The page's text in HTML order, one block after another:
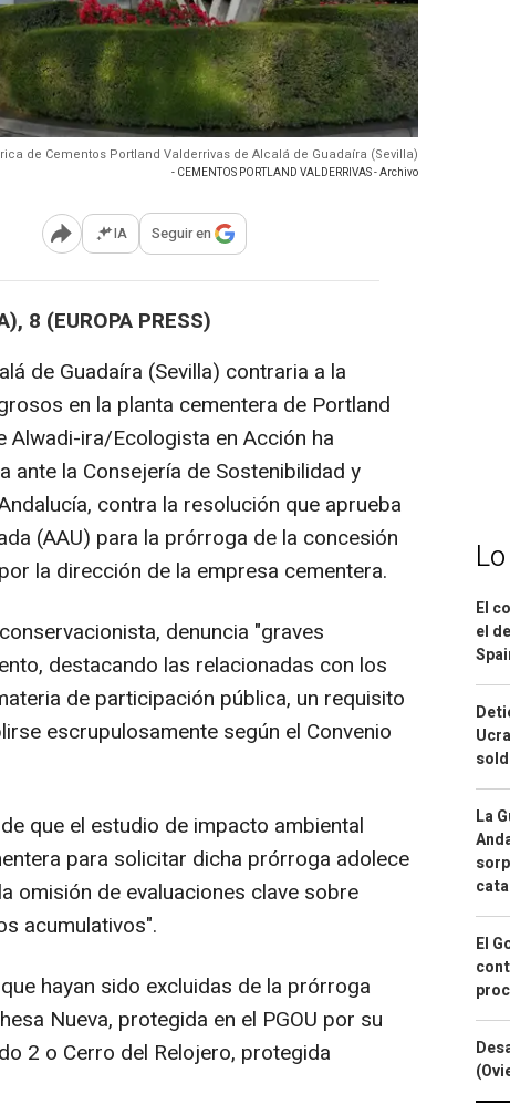
de Cementos Portland Valderrivas de Alcalá de Guadaíra (Sevilla)
- CEMENTOS PORTLAND VALDERRIVAS - Archivo
Abrir opciones para compartir
IA Seguir en
8 (EUROPA PRESS)
de Guadaíra (Sevilla) contraria a la
en la planta cementera de Portland
ira/Ecologista en Acción ha
ante la Consejería de Sostenibilidad y
contra la resolución que aprueba
(AAU) para la prórroga de la concesión
la dirección de la empresa cementera.
denuncia "graves
destacando las relacionadas con los
de participación pública, un requisito
escrupulosamente según el Convenio
que el estudio de impacto ambiental
para solicitar dicha prórroga adolece
omisión de evaluaciones clave sobre
acumulativos".
hayan sido excluidas de la prórroga
Nueva, protegida en el PGOU por su
2 o Cerro del Relojero, protegida
El
el
La
El